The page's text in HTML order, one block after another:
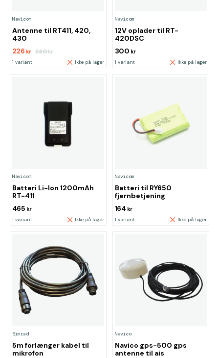
Navicom
Antenne til RT411, 420,
430
226 kr 240kr
1 variant Ikke på lager
Navicom
12V oplader til RT-
420DSC
300 kr
1 variant Ikke på lager
Navicom
Batteri Li-Ion 1200mAh
RT-411
465 kr
1 variant Ikke på lager
Navicom
Batteri til RY650
fjernbetjening
164 kr
1 variant Ikke på lager
Simrad
5m forlænger kabel til
mikrofon
Navico
Navico gps-500 gps
antenne til ais